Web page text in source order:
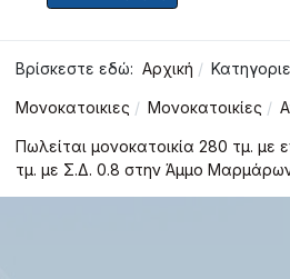
Βρίσκεστε εδώ: Αρχική
Μονοκατοικιες Μονοκατοικίες
Πωλείται μονοκατοικία 280 τμ. με
τμ. με Σ.Δ. 0.8 στην Άμμο